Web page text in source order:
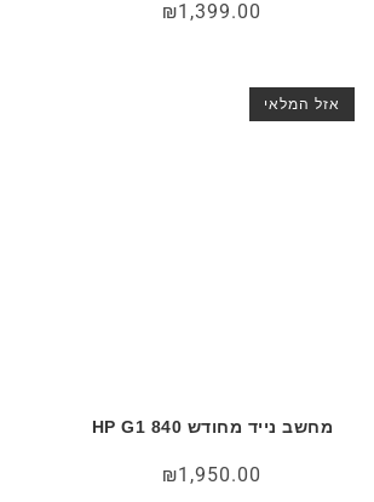
₪1,399.00
אזל המלאי
מחשב נייד מחודש HP G1‎ 840
₪1,950.00